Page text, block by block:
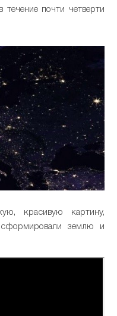
течение почти четверти
красивую картину,
сформировали землю и